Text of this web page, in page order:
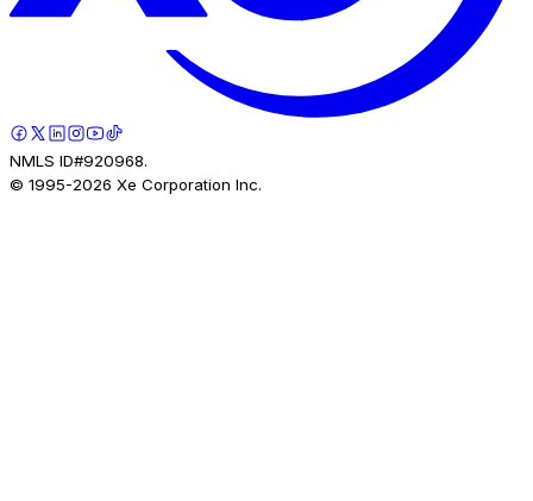
NMLS ID#920968.
© 1995-2026 Xe Corporation Inc.